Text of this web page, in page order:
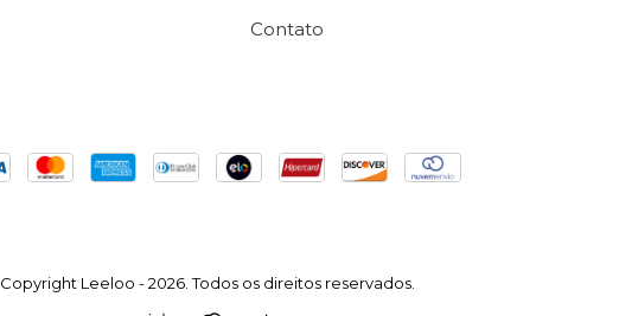
Contato
Copyright Leeloo - 2026. Todos os direitos reservados.